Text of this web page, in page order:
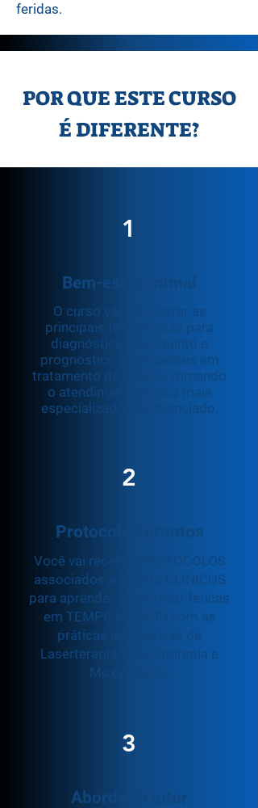
feridas.
POR QUE ESTE CURSO
É DIFERENTE?
1
Bem-estar animal
O curso vai te mostrar as
principais ferramentas para
diagnóstico, tratamento e
prognóstico de pacientes em
tratamento de feridas, tornando
o atendimento clínico mais
especializado e diferenciado.
2
Protocolos prontos
Você vai receber PROTOCOLOS
associados a CASOS CLÍNICOS
para aprender a cicatrizar fericas
em TEMPO RECORD com as
práticas Integrativas de
Laserterapia, Ozonioterapia e
Moxaterapia.
3
Abordar o tutor